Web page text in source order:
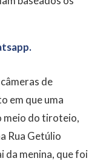
de
em que uma
meio do tiroteio,
Rua Getúlio
da menina, que foi